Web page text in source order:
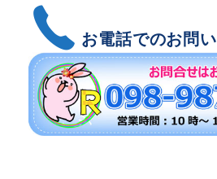
お電話でのお問